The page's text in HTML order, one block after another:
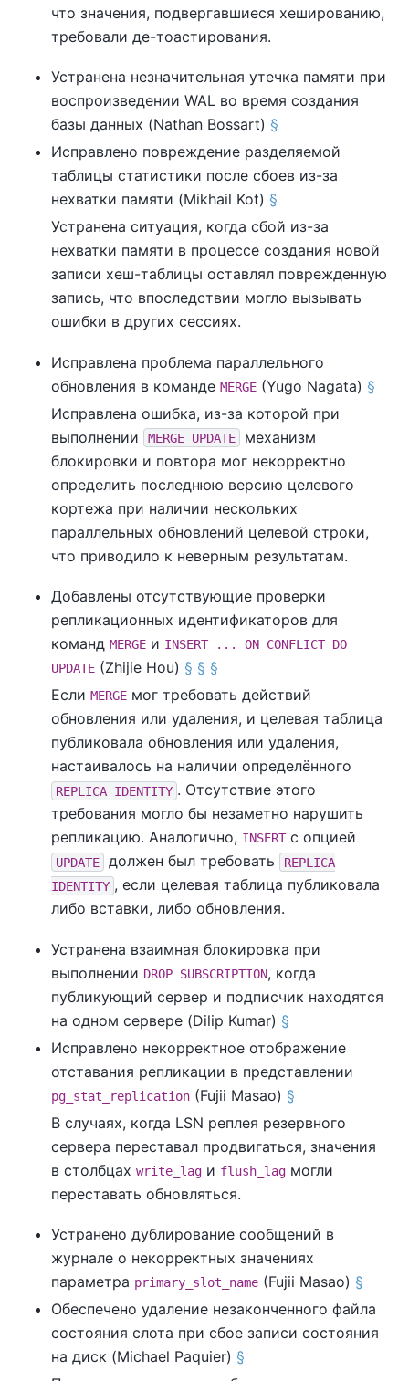
что значения, подвергавшиеся хешированию,
требовали де-тоастирования.
Устранена незначительная утечка памяти при
воспроизведении WAL во время создания
базы данных (Nathan Bossart) §
Исправлено повреждение разделяемой
таблицы статистики после сбоев из-за
нехватки памяти (Mikhail Kot) §
Устранена ситуация, когда сбой из-за
нехватки памяти в процессе создания новой
записи хеш-таблицы оставлял поврежденную
запись, что впоследствии могло вызывать
ошибки в других сессиях.
Исправлена проблема параллельного
обновления в команде MERGE (Yugo Nagata) §
Исправлена ошибка, из-за которой при
выполнении
MERGE UPDATE
механизм
блокировки и повтора мог некорректно
определить последнюю версию целевого
кортежа при наличии нескольких
параллельных обновлений целевой строки,
что приводило к неверным результатам.
Добавлены отсутствующие проверки
репликационных идентификаторов для
команд MERGE и INSERT ... ON CONFLICT DO
UPDATE (Zhijie Hou) § § §
Если MERGE мог требовать действий
обновления или удаления, и целевая таблица
публиковала обновления или удаления,
настаивалось на наличии определённого
REPLICA IDENTITY . Отсутствие этого
требования могло бы незаметно нарушить
репликацию. Аналогично, INSERTс опцией
UPDATE должен был требовать
REPLICA
IDENTITY , если целевая таблица публиковала
либо вставки, либо обновления.
Устранена взаимная блокировка при
выполнении DROP SUBSCRIPTION, когда
публикующий сервер и подписчик находятся
на одном сервере (Dilip Kumar) §
Исправлено некорректное отображение
отставания репликации в представлении
pg_stat_replication (Fujii Masao) §
В случаях, когда LSN реплея резервного
сервера переставал продвигаться, значения
в столбцах write_lag и flush_lag могли
переставать обновляться.
Устранено дублирование сообщений в
журнале о некорректных значениях
параметра primary_slot_name (Fujii Masao) §
Обеспечено удаление незаконченного файла
состояния слота при сбое записи состояния
на диск (Michael Paquier) §